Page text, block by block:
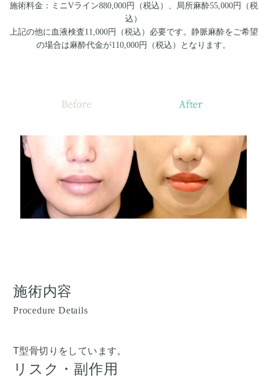
施術料金：ミニVライン880,000円（税込）、局所麻酔55,000円（税
込）
上記の他に血液検査11,000円（税込）必要です。静脈麻酔をご希望
の場合は麻酔代金が110,000円（税込）となります。
施術内容
Procedure Details
T型骨切りをしています。
リスク・副作用